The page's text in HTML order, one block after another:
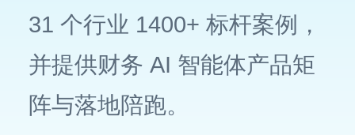
31 个行业 1400+ 标杆案例，
并提供财务 AI 智能体产品矩
阵与落地陪跑。